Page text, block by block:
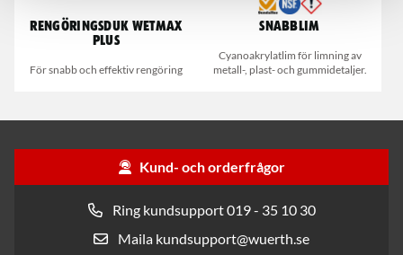
Rengöringsduk Wetmax
Plus
För snabb och effektiv rengöring
Snabblim
Cyanoakrylatlim för limning av
metall-, plast- och gummidetaljer.
Kund- och orderfrågor
Ring kundsupport 019 - 35 10 30
Maila kundsupport@wuerth.se